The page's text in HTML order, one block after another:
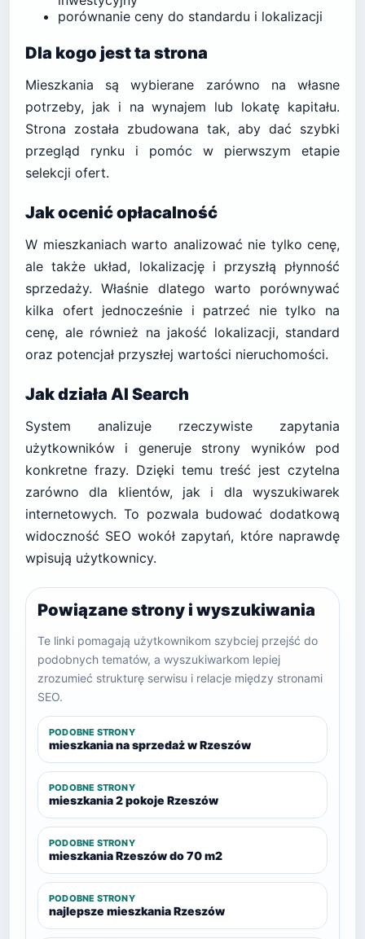
porównanie ceny do standardu i lokalizacji
Dla kogo jest ta strona
Mieszkania są wybierane zarówno na własne
potrzeby, jak i na wynajem lub lokatę kapitału.
Strona została zbudowana tak, aby dać szybki
przegląd rynku i pomóc w pierwszym etapie
selekcji ofert.
Jak ocenić opłacalność
W mieszkaniach warto analizować nie tylko cenę,
ale także układ, lokalizację i przyszłą płynność
sprzedaży. Właśnie dlatego warto porównywać
kilka ofert jednocześnie i patrzeć nie tylko na
cenę, ale również na jakość lokalizacji, standard
oraz potencjał przyszłej wartości nieruchomości.
Jak działa AI Search
System analizuje rzeczywiste zapytania
użytkowników i generuje strony wyników pod
konkretne frazy. Dzięki temu treść jest czytelna
zarówno dla klientów, jak i dla wyszukiwarek
internetowych. To pozwala budować dodatkową
widoczność SEO wokół zapytań, które naprawdę
wpisują użytkownicy.
Powiązane strony i wyszukiwania
Te linki pomagają użytkownikom szybciej przejść do
podobnych tematów, a wyszukiwarkom lepiej
zrozumieć strukturę serwisu i relacje między stronami
SEO.
PODOBNE STRONY
mieszkania na sprzedaż w Rzeszów
PODOBNE STRONY
mieszkania 2 pokoje Rzeszów
PODOBNE STRONY
mieszkania Rzeszów do 70 m2
PODOBNE STRONY
najlepsze mieszkania Rzeszów